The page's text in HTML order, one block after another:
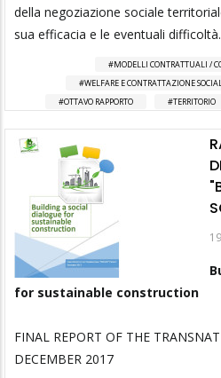
della negoziazione sociale
sua efficacia e le eventuali difficoltà.
MODELLI CONTRATTUALI /
WELFARE E CONTRATTAZIONE
OTTAVO RAPPORTO
TERRITORIO
for sustainable construction
FINAL REPORT OF THE
DECEMBER 2017